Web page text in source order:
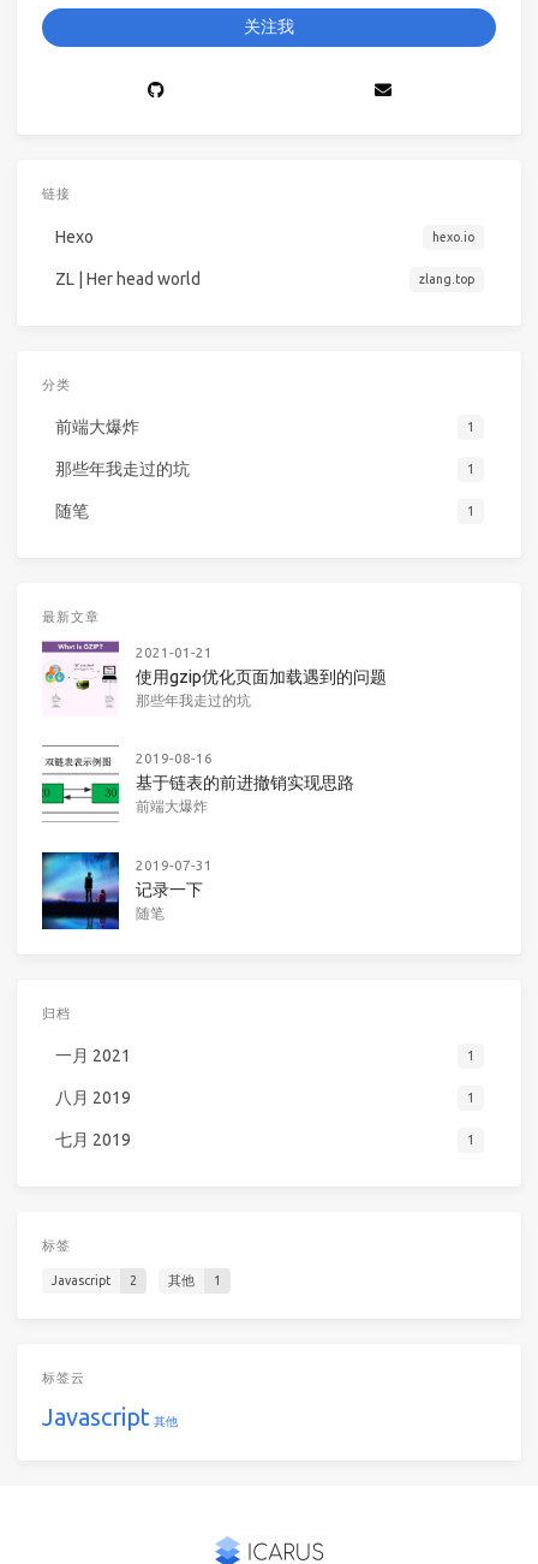
关注我
链接
Hexo hexo.io
ZL | Her head world zlang.top
分类
前端大爆炸 1
那些年我走过的坑 1
随笔 1
最新文章
2021-01-21
使用gzip优化页面加载遇到的问题
那些年我走过的坑
2019-08-16
基于链表的前进撤销实现思路
前端大爆炸
2019-07-31
记录一下
随笔
归档
一月 2021 1
八月 2019 1
七月 2019 1
标签
Javascript 2 其他 1
标签云
Javascript 其他